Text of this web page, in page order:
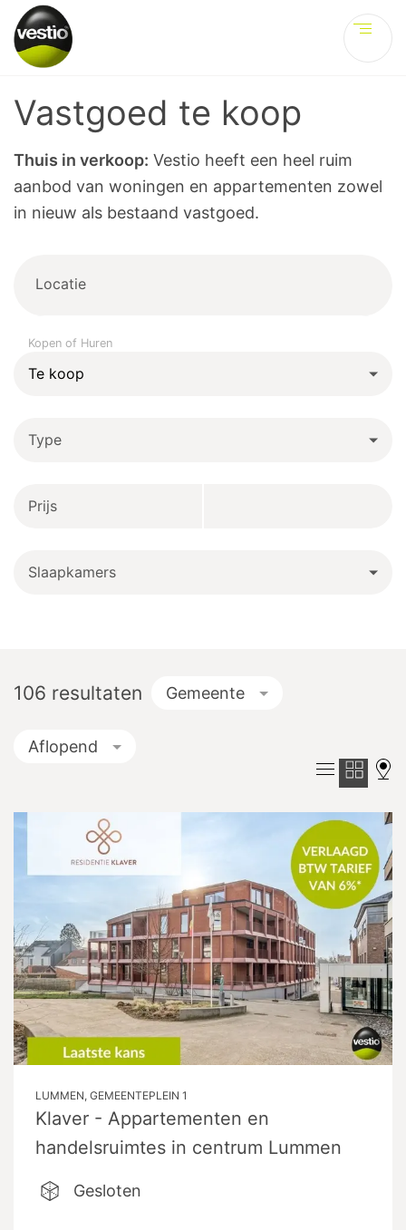
Vastgoed te koop
Thuis in verkoop: Vestio heeft een heel ruim
aanbod van woningen en appartementen zowel
in nieuw als bestaand vastgoed.
Locatie
Kopen of Huren
Type
Prijs
Slaapkamers
106 resultaten Gemeente
Aflopend
LUMMEN, GEMEENTEPLEIN 1
Klaver - Appartementen en
handelsruimtes in centrum Lummen
Gesloten